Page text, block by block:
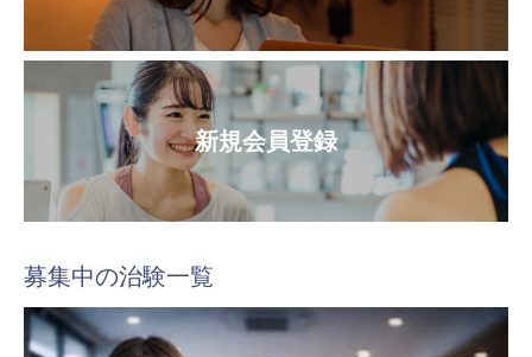
新規会員登録
募集中の治験一覧